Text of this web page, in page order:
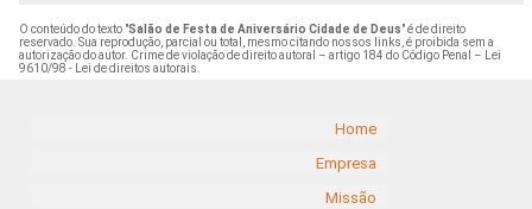
O conteúdo do texto "Salão de Festa de Aniversário Cidade de Deus" é de direito
reservado. Sua reprodução, parcial ou total, mesmo citando nossos links, é proibida sem a
autorização do autor. Crime de violação de direito autoral – artigo 184 do Código Penal –
Lei
9610/98 - Lei de direitos autorais
Home
Empresa
Missão